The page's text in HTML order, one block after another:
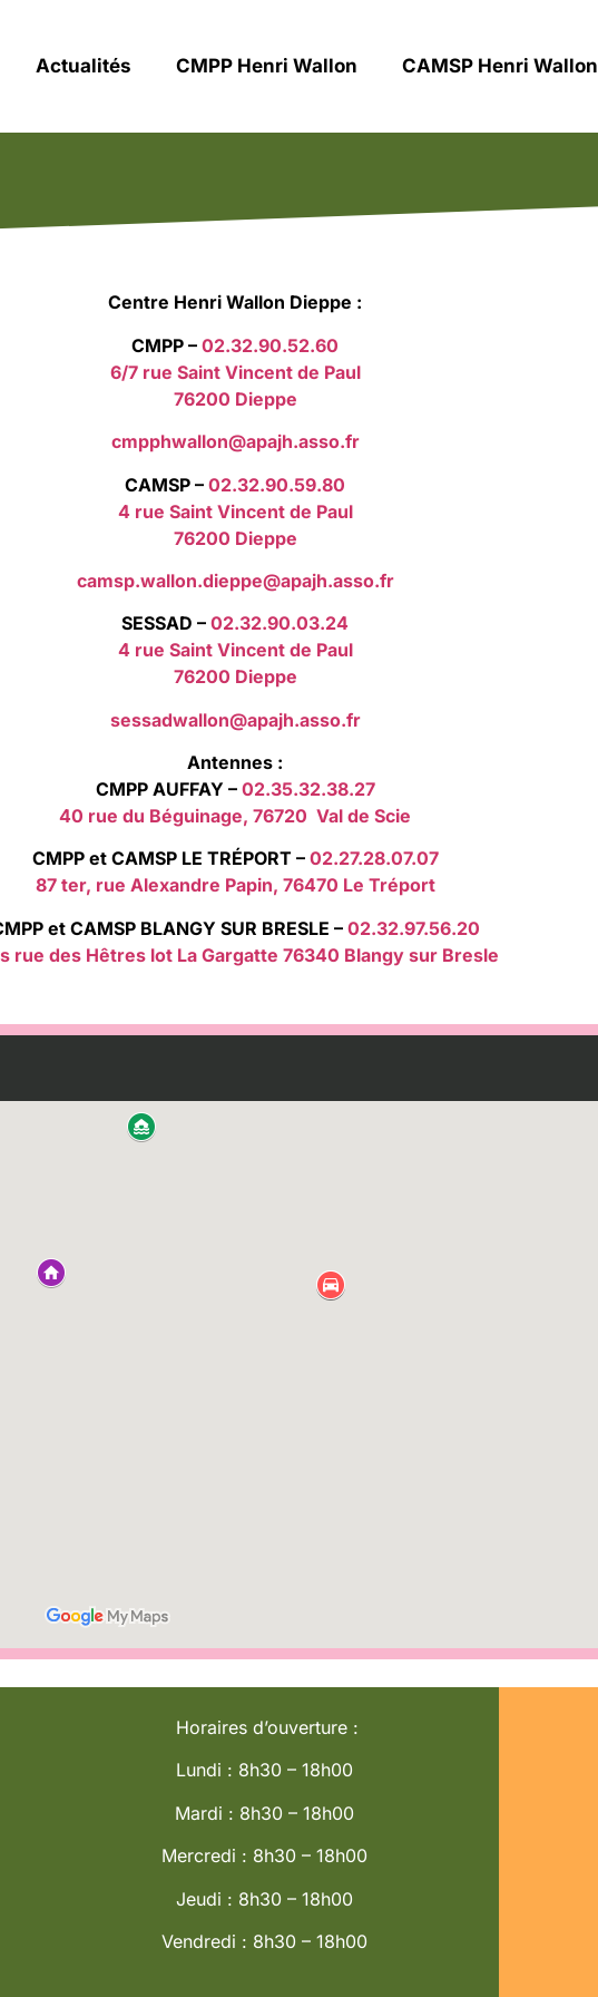
Actualités CMPP Henri Wallon CAMSP Henri Wallon
Centre Henri Wallon Dieppe :
CMPP –02.32.90.52.60
6/7 rue Saint Vincent de Paul
76200 Dieppe
cmpphwallon@apajh.asso.fr
CAMSP –02.32.90.59.80
4 rue Saint Vincent de Paul
76200 Dieppe
camsp.wallon.dieppe@apajh.asso.fr
SESSAD –02.32.90.03.24
4 rue Saint Vincent de Paul
76200 Dieppe
sessadwallon@apajh.asso.fr
Antennes :
CMPP AUFFAY – 02.35.32.38.27
40 rue du Béguinage, 76720 Val de Scie
CMPP et CAMSP LE TRÉPORT – 02.27.28.07.07
87 ter, rue Alexandre Papin, 76470 Le Tréport
et CAMSP BLANGY SUR BRESLE – 02.32.97.56.20
rue des Hêtres lot La Gargatte 76340 Blangy sur Bresle
Horaires d’ouverture :
Lundi : 8h30 – 18h00
Mardi : 8h30 – 18h00
Mercredi : 8h30 – 18h00
Jeudi : 8h30 – 18h00
Vendredi : 8h30 – 18h00